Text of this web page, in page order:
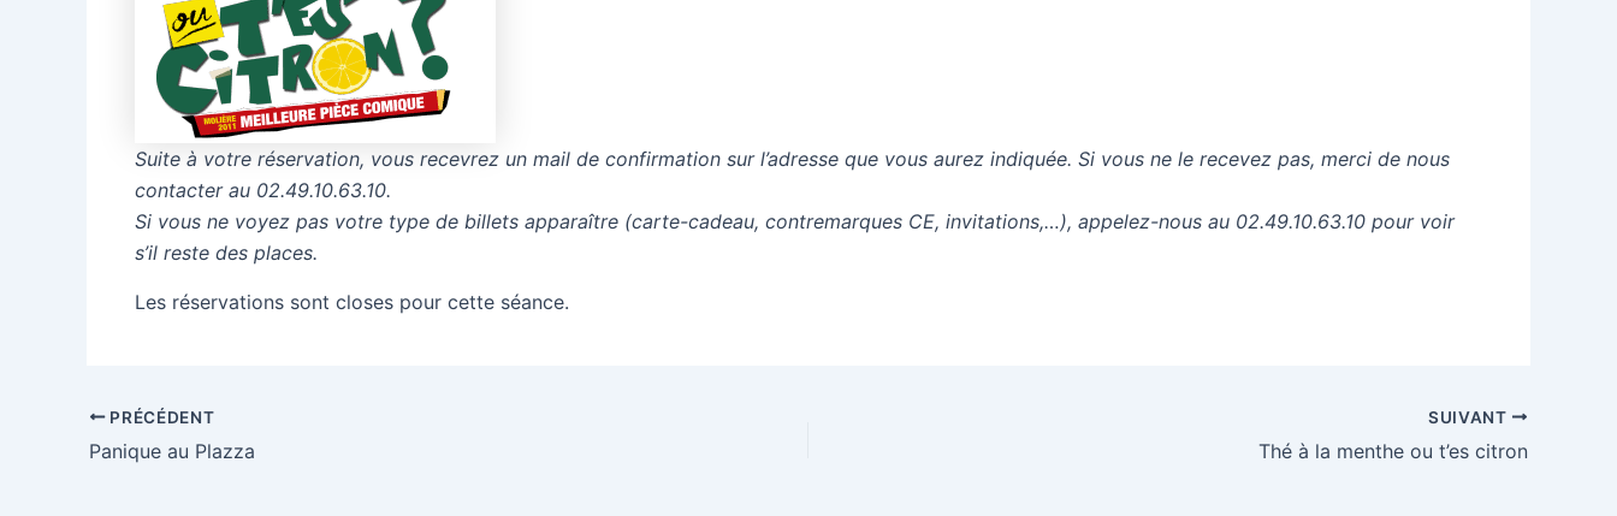
Suite à votre réservation, vous recevrez un mail de confirmation sur l’adresse que vous aurez indiquée. Si vous ne le recevez pas, merci de nous
contacter au 02.49.10.63.10.
Si vous ne voyez pas votre type de billets apparaître (carte-cadeau, contremarques CE, invitations,…), appelez-nous au 02.49.10.63.10 pour voir
s’il reste des places.
Les réservations sont closes pour cette séance.
PRÉCÉDENT
Panique au Plazza
SUIVANT
Thé à la menthe ou t’es citron